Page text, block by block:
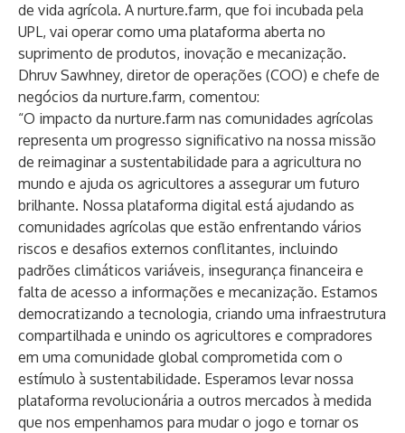
de vida agrícola. A nurture.farm, que foi incubada pela
UPL, vai operar como uma plataforma aberta no
suprimento de produtos, inovação e mecanização.
Dhruv Sawhney, diretor de operações (COO) e chefe de
negócios da nurture.farm, comentou:
“O impacto da nurture.farm nas comunidades agrícolas
representa um progresso significativo na nossa missão
de reimaginar a sustentabilidade para a agricultura no
mundo e ajuda os agricultores a assegurar um futuro
brilhante. Nossa plataforma digital está ajudando as
comunidades agrícolas que estão enfrentando vários
riscos e desafios externos conflitantes, incluindo
padrões climáticos variáveis, insegurança financeira e
falta de acesso a informações e mecanização. Estamos
democratizando a tecnologia, criando uma infraestrutura
compartilhada e unindo os agricultores e compradores
em uma comunidade global comprometida com o
estímulo à sustentabilidade. Esperamos levar nossa
plataforma revolucionária a outros mercados à medida
que nos empenhamos para mudar o jogo e tornar os